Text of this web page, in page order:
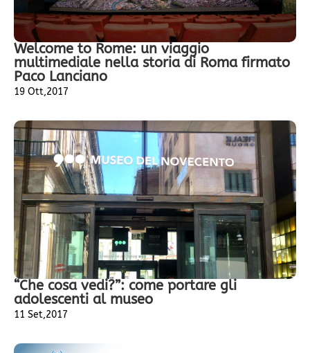
Welcome to Rome: un viaggio
multimediale nella storia di Roma firmato
Paco Lanciano
19 Ott,2017
“Che cosa vedi?”: come portare gli
adolescenti al museo
11 Set,2017